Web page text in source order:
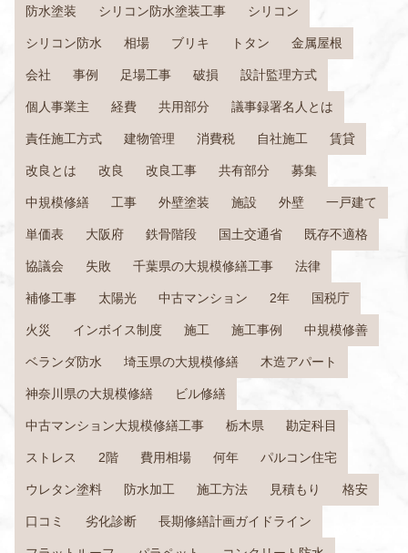
防水塗装 シリコン防水塗装工事 シリコン
シリコン防水 相場 ブリキ トタン 金属屋根
会社 事例 足場工事 破損 設計監理方式
個人事業主 経費 共用部分 議事録署名人とは
責任施工方式 建物管理 消費税 自社施工 賃貸
改良とは 改良 改良工事 共有部分 募集
中規模修繕 工事 外壁塗装 施設 外壁 一戸建て
単価表 大阪府 鉄骨階段 国土交通省 既存不適格
協議会 失敗 千葉県の大規模修繕工事 法律
補修工事 太陽光 中古マンション 2年 国税庁
火災 インボイス制度 施工 施工事例 中規模修善
ベランダ防水 埼玉県の大規模修繕 木造アパート
神奈川県の大規模修繕 ビル修繕
中古マンション大規模修繕工事 栃木県 勘定科目
ストレス 2階 費用相場 何年 パルコン住宅
ウレタン塗料 防水加工 施工方法 見積もり 格安
口コミ 劣化診断 長期修繕計画ガイドライン